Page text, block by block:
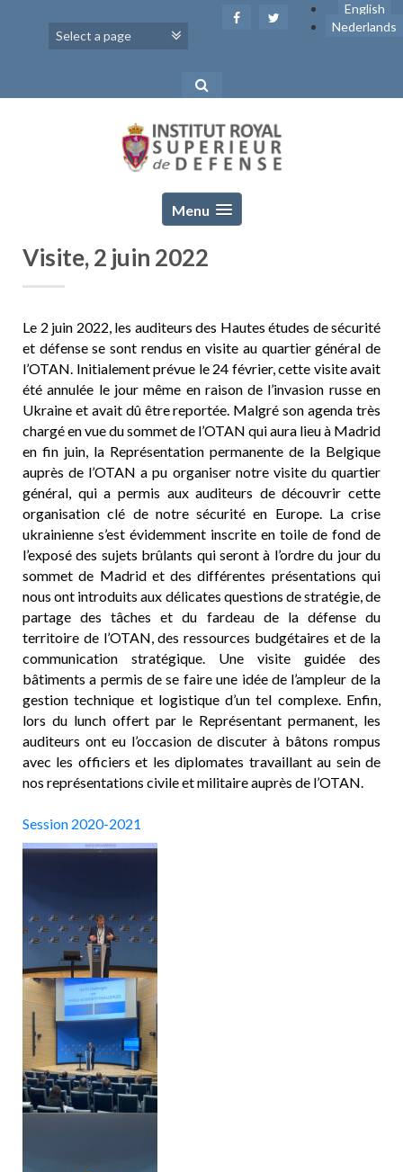
English
Nederlands
Menu
Visite, 2 juin 2022
Le 2 juin 2022, les auditeurs des Hautes études de sécurité
et défense se sont rendus en visite au quartier général de
l’OTAN. Initialement prévue le 24 février, cette visite avait
été annulée le jour même en raison de l’invasion russe en
Ukraine et avait dû être reportée. Malgré son agenda très
chargé en vue du sommet de l’OTAN qui aura lieu à Madrid
en fin juin, la Représentation permanente de la Belgique
auprès de l’OTAN a pu organiser notre visite du quartier
général, qui a permis aux auditeurs de découvrir cette
organisation clé de notre sécurité en Europe. La crise
ukrainienne s’est évidemment inscrite en toile de fond de
l’exposé des sujets brûlants qui seront à l’ordre du jour du
sommet de Madrid et des différentes présentations qui
nous ont introduits aux délicates questions de stratégie, de
partage des tâches et du fardeau de la défense du
territoire de l’OTAN, des ressources budgétaires et de la
communication stratégique. Une visite guidée des
bâtiments a permis de se faire une idée de l’ampleur de la
gestion technique et logistique d’un tel complexe. Enfin,
lors du lunch offert par le Représentant permanent, les
auditeurs ont eu l’occasion de discuter à bâtons rompus
avec les officiers et les diplomates travaillant au sein de
nos représentations civile et militaire auprès de l’OTAN.
Session 2020-2021